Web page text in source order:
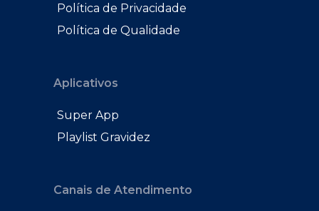
Política de Privacidade
Política de Qualidade
Aplicativos
Super App
Playlist Gravidez
Canais de Atendimento